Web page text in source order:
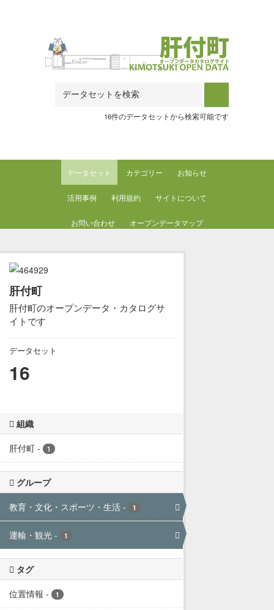
16件のデータセットから検索可能です
データセット カテゴリー お知らせ
活用事例 利用規約 サイトについて
お問い合わせ オープンデータマップ
肝付町
肝付町のオープンデータ・カタログサ
イトです
データセット
16
組織
肝付町 - 1
グループ
教育・文化・スポーツ・生活 - 1
運輸・観光 - 1
タグ
位置情報 - 1